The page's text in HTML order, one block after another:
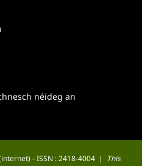
néideg an
- ISSN : 2418-4004 | This